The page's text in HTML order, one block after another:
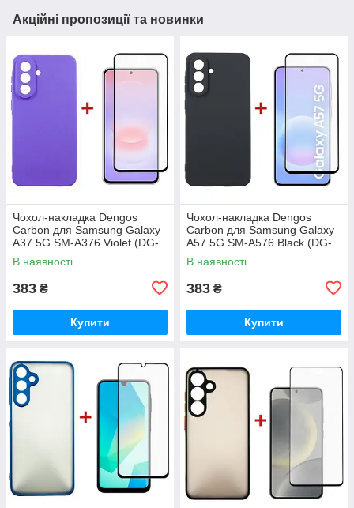
Акційні пропозиції та новинки
Чохол-накладка Dengos
Carbon для Samsung Galaxy
A37 5G SM-A376 Violet (DG-
KM-201) + захисне скло
В наявності
383 ₴
Купити
Чохол-накладка Dengos
Carbon для Samsung Galaxy
A57 5G SM-A576 Black (DG-
KM-195) + захисне скло
В наявності
383 ₴
Купити